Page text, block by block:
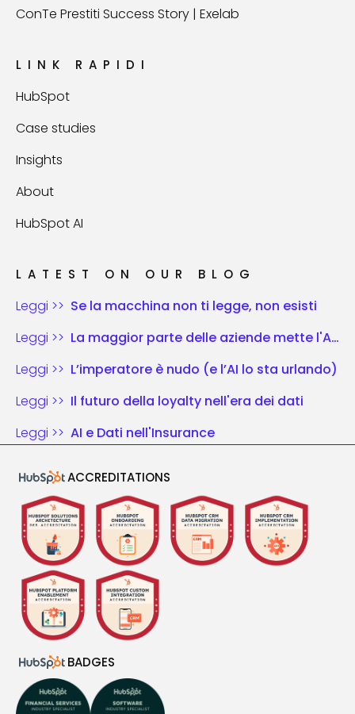
ConTe Prestiti Success Story | Exelab
LINK RAPIDI
HubSpot
Case studies
Insights
About
HubSpot AI
LATEST ON OUR BLOG
Leggi >> Se la macchina non ti legge, non esisti
Leggi >> La maggior parte delle aziende mette l'AI nel vecchio schema di gioco. Chi vince riscrive le regole.
Leggi >> L’imperatore è nudo (e l’AI lo sta urlando)
Leggi >> Il futuro della loyalty nell'era dei dati
Leggi >> AI e Dati nell'Insurance
ACCREDITATIONS
BADGES